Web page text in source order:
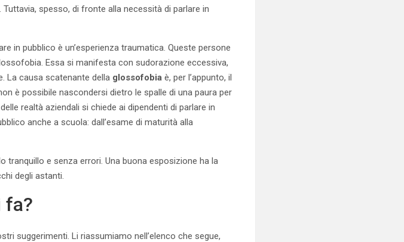
spesso, di fronte alla necessità di parlare in
in pubblico è un’esperienza traumatica. Queste persone
Essa si manifesta con sudorazione eccessiva,
La causa scatenante della glossofobia è, per l’appunto, il
è possibile nascondersi dietro le spalle di una paura per
realtà aziendali si chiede ai dipendenti di parlare in
anche a scuola: dall’esame di maturità alla
tranquillo e senza errori. Una buona esposizione ha la
degli astanti.
fa?
suggerimenti. Li riassumiamo nell’elenco che segue,